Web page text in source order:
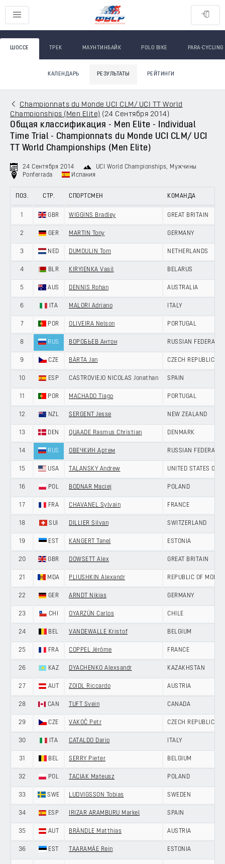
ШОССЕ ТРЕК МАУНТИНБАЙК POLO BIKE PARA-CYCLING
КАЛЕНДАРЬ РЕЗУЛЬТАТЫ РЕЙТИНГИ
Championnats du Monde UCI CLM/ UCI TT World
Championships (Men Elite) (24 Сентября 2014 )
Общая классификация - Men Elite - Individual
Time Trial - Championnats du Monde UCI CLM/ UCI
TT World Championships (Men Elite)
24 Сентября 2014 UCI World Championships, Мужчины
Ponferrada
Испания
ПОЗ. СТР. СПОРТСМЕН КОМАНДА
GBR WIGGINS Bradley GREAT BRITAIN
2 GER MARTIN Tony GERMANY
3 NED DUMOULIN Tom NETHERLANDS
4 BLR KIRYIENKA Vasil BELARUS
5 AUS DENNIS Rohan AUSTRALIA
6 ITA MALORI Adriano ITALY
7 POR OLIVEIRA Nelson PORTUGAL
8 RUS ВОРОБЬЕВ Антон RUSSIAN
9 CZE BÁRTA Jan CZECH REPUBLIC
10 ESP CASTROVIEJO NICOLAS Jonathan SPAIN
POR MACHADO Tiago PORTUGAL
12 NZL SERGENT Jesse NEW ZEALAND
13 DEN QUAADE Rasmus Christian DENMARK
14 RUS ОВЕЧКИН Артем RUSSIAN
15 USA TALANSKY Andrew UNITED STATES OF
16 POL BODNAR Maciej POLAND
17 FRA CHAVANEL Sylvain FRANCE
18 SUI DILLIER Silvan SWITZERLAND
19 EST KANGERT Tanel ESTONIA
20 GBR DOWSETT Alex GREAT BRITAIN
21 MDA PLIUSHKIN Alexandr REPUBLIC OF
22 GER ARNDT Nikias GERMANY
23 CHI OYARZÚN Carlos CHILE
24 BEL VANDEWALLE Kristof BELGIUM
25 FRA COPPEL Jérôme FRANCE
26 KAZ DYACHENKO Alexsandr KAZAKHSTAN
27 AUT ZOIDL Riccardo AUSTRIA
28 CAN TUFT Svein CANADA
29 CZE VAKOČ Petr CZECH REPUBLIC
30 ITA CATALDO Dario ITALY
31 BEL SERRY Pieter BELGIUM
32 POL TACIAK Mateusz POLAND
33 SWE LUDVIGSSON Tobias SWEDEN
34 ESP IRIZAR ARAMBURU Markel SPAIN
35 AUT BRÄNDLE Matthias AUSTRIA
36 EST TAARAMÄE Rein ESTONIA